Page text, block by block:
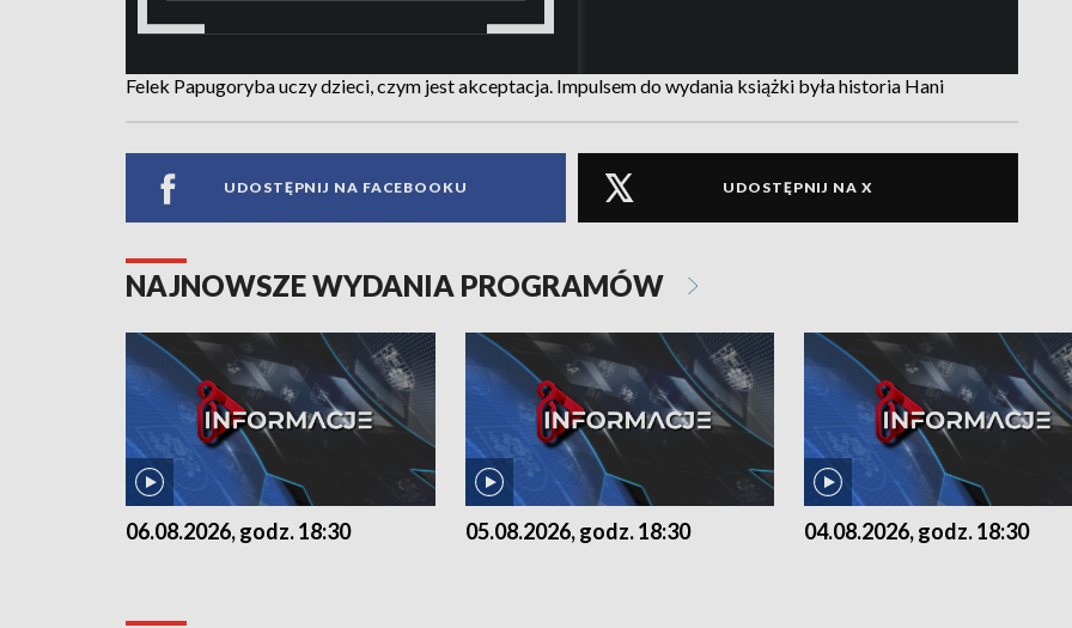
Felek Papugoryba uczy dzieci, czym jest akceptacja. Impulsem do wydania książki była historia Hani
UDOSTĘPNIJ NA FACEBOOKU UDOSTĘPNIJ NA X
NAJNOWSZE WYDANIA PROGRAMÓW
06.08.2026, godz. 18:30 05.08.2026, godz. 18:30 04.08.2026, godz. 18:30